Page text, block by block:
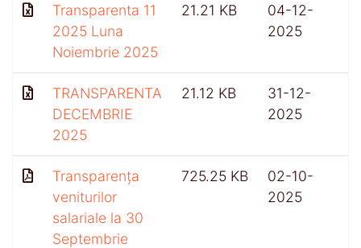
Transparenta 11
2025 Luna
Noiembrie 2025
21.21 KB
04-12-
2025
TRANSPARENTA
DECEMBRIE
2025
21.12 KB
31-12-
2025
Transparența
veniturilor
salariale la 30
Septembrie
725.25 KB
02-10-
2025